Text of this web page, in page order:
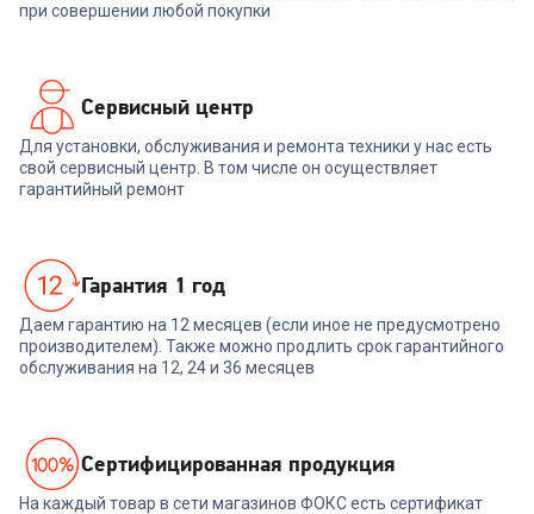
при совершении любой покупки
Сервисный центр
Для установки, обслуживания и ремонта техники у нас есть
свой сервисный центр. В том числе он осуществляет
гарантийный ремонт
Гарантия 1 год
Даем гарантию на 12 месяцев (если иное не предусмотрено
производителем). Также можно продлить срок гарантийного
обслуживания на 12, 24 и 36 месяцев
Cертифицированная продукция
На каждый товар в сети магазинов ФОКС есть сертификат